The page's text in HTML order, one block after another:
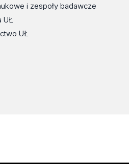
i zespoły badawcze
UŁ
UŁ